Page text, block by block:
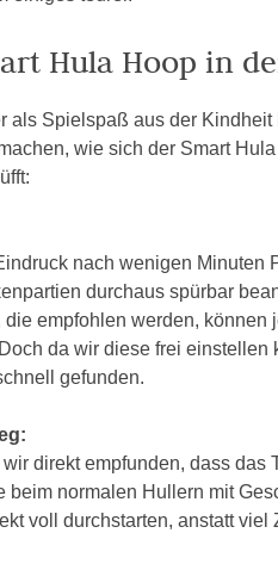
Hula Hoop in
als Spielspaß aus der
wie sich der Smart
nach wenigen Minuten
durchaus spürbar
die empfohlen werden,
da wir diese frei
gefunden.
direkt empfunden, dass das
beim normalen Hullern mit
voll durchstarten, anstatt